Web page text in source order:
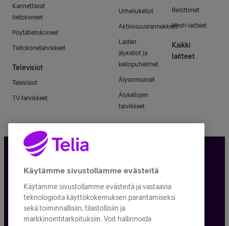
Kannettavat
tietokoneet
Pöytätietokoneet
Tietokonetarvikkeet
Televisiot
Televisiot
TV-tarvikkeet
Urheilukellot
Aktiivisuusrannekkeet
Lasten
älykellot ja
kellopuhelimet
Älysormukset
Älykellojen
tarvikkeet
Reitittimet
Mesh-laitteet
Kaikki
laitteet
Tietosuoja ja -turva
Tilauksen peruuttaminen
Käyttöehdot
Käytämme sivustollamme evästeitä
Käytämme sivustollamme evästeitä ja vastaavia
teknologioita käyttökokemuksen parantamiseksi
sekä toiminnallisiin, tilastollisiin ja
markkinointitarkoituksiin. Voit hallinnoida